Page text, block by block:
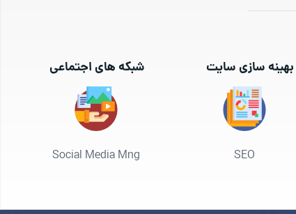
بهینه سازی سایت
SEO
شبکه های اجتماعی
Social Media Mng